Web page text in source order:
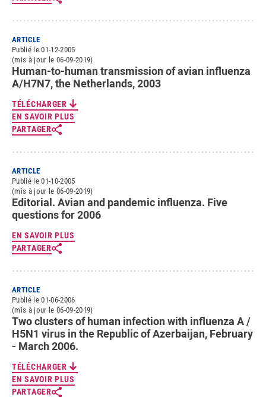
ARTICLE
Publié le 01-12-2005
(mis à jour le 06-09-2019)
Human-to-human transmission of avian influenza
A/H7N7, the Netherlands, 2003
TÉLÉCHARGER
EN SAVOIR PLUS
PARTAGER
ARTICLE
Publié le 01-10-2005
(mis à jour le 06-09-2019)
Editorial. Avian and pandemic influenza. Five
questions for 2006
EN SAVOIR PLUS
PARTAGER
ARTICLE
Publié le 01-06-2006
(mis à jour le 06-09-2019)
Two clusters of human infection with influenza A /
H5N1 virus in the Republic of Azerbaijan, February
- March 2006.
TÉLÉCHARGER
EN SAVOIR PLUS
PARTAGER